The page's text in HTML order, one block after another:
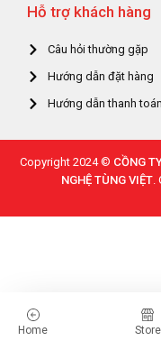
Hỗ trợ khách hàng
Câu hỏi thường gặp
Hướng dẫn đặt hàng
Hướng dẫn thanh toán
Copyright 2024 © CỒNG
NGHỆ TÙNG VIỆT
Home Store